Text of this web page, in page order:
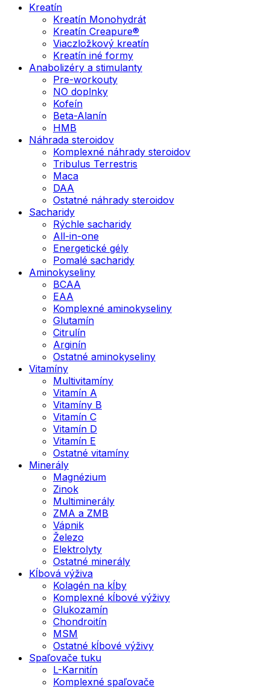
Kreatín
Kreatín Monohydrát
Kreatín Creapure®
Viaczložkový kreatín
Kreatín iné formy
Anabolizéry a stimulanty
Pre-workouty
NO doplnky
Kofeín
Beta-Alanín
HMB
Náhrada steroidov
Komplexné náhrady steroidov
Tribulus Terrestris
Maca
DAA
Ostatné náhrady steroidov
Sacharidy
Rýchle sacharidy
All-in-one
Energetické gély
Pomalé sacharidy
Aminokyseliny
BCAA
EAA
Komplexné aminokyseliny
Glutamín
Citrulín
Arginín
Ostatné aminokyseliny
Vitamíny
Multivitamíny
Vitamín A
Vitamíny B
Vitamín C
Vitamín D
Vitamín E
Ostatné vitamíny
Minerály
Magnézium
Zinok
Multiminerály
ZMA a ZMB
Vápnik
Železo
Elektrolyty
Ostatné minerály
Kĺbová výživa
Kolagén na kĺby
Komplexné kĺbové výživy
Glukozamín
Chondroitín
MSM
Ostatné kĺbové výživy
Spaľovače tuku
L-Karnitín
Komplexné spaľovače